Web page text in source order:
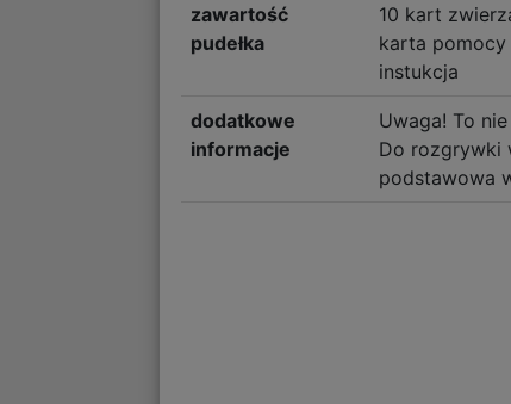
zawartość
pudełka
10 kart
karta pomocy
instukcja
dodatkowe
informacje
Uwaga! To
Do rozgrywki
podstawowa